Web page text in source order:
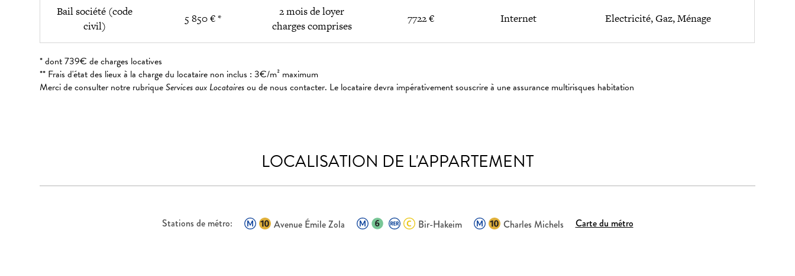
Bail société (code
civil)
5 850 € *
2 mois de loyer
charges comprises
7722 € Internet Electricité, Gaz, Ménage
* dont 739€ de charges locatives
** Frais d'état des lieux à la charge du locataire non inclus : 3€/m² maximum
Merci de consulter notre rubriqueServices aux Locatairesou de nous contacter. Le locataire devra impérativement souscrire à une assurance multirisques habitation
LOCALISATION DE L'APPARTEMENT
Stations de métro: Avenue Émile Zola Bir-Hakeim Charles Michels Carte du métro